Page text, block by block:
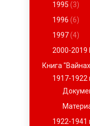
1995 (3)
1996 (6)
1997(4)
2000-2019
Книга
1917-1922
1922-1941